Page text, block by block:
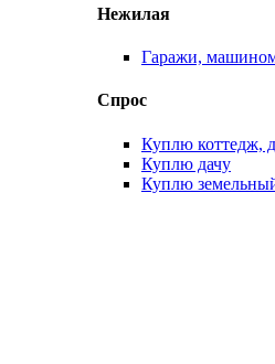
Нежилая
Гаражи,
Спрос
Куплю коттедж,
Куплю дачу
Куплю